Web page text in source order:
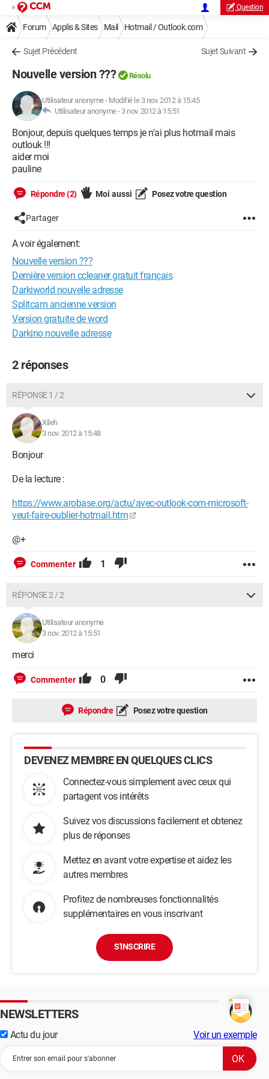
Question
Forum Applis & Sites Mail Hotmail / Outlook.com
Sujet Précédent Sujet Suivant
Nouvelle version ??? Résolu
Utilisateur anonyme- Modifié le 3 nov. 2012 à 15:45
Utilisateur anonyme - 3 nov. 2012 à 15:51
Bonjour, depuis quelques temps je n'ai plus hotmail mais
outlouk !!!
aider moi
pauline
Répondre (2) Moi aussi Posez votre question
Partager
A voir également:
Nouvelle version ???
Dernière version ccleaner gratuit français
Darkiworld nouvelle adresse
Splitcam ancienne version
Version gratuite de word
Darkino nouvelle adresse
2 réponses
RÉPONSE 1 / 2
Xileh
3 nov. 2012 à 15:48
Bonjour
De la lecture :
https://www.arobase.org/actu/avec-outlook-com-microsoft-
veut-faire-oublier-hotmail.htm
@+
Commenter 1
RÉPONSE 2 / 2
Utilisateur anonyme
3 nov. 2012 à 15:51
merci
Commenter 0
Répondre Posez votre question
DEVENEZ MEMBRE EN QUELQUES CLICS
Connectez-vous simplement avec ceux qui
partagent vos intérêts
Suivez vos discussions facilement et obtenez
plus de réponses
Mettez en avant votre expertise et aidez les
autres membres
Profitez de nombreuses fonctionnalités
supplémentaires en vous inscrivant
S'INSCRIRE
NEWSLETTERS
Actu du jour Voir un exemple